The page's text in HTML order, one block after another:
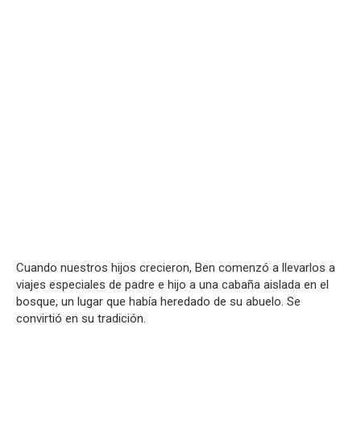
Cuando nuestros hijos crecieron, Ben comenzó a llevarlos a
viajes especiales de padre e hijo a una cabaña aislada en el
bosque, un lugar que había heredado de su abuelo. Se
convirtió en su tradición.